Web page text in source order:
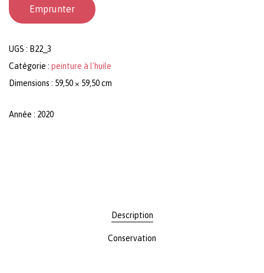
Emprunter
UGS : B22_3
Catégorie : peinture à l'huile
Dimensions : 59,50 × 59,50 cm
Année : 2020
Description
Conservation